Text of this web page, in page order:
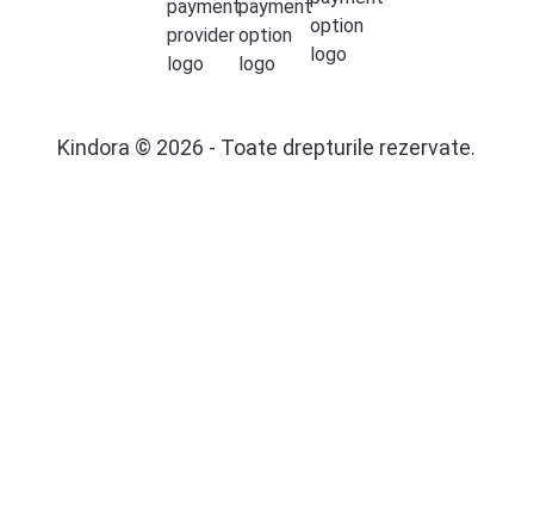
Kindora © 2026 - Toate drepturile rezervate.